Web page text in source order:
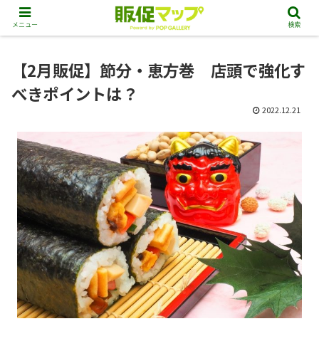
【2月販促】節分・恵方巻 店頭で強化す
べきポイントは？
2022.12.21
メニュー 検索